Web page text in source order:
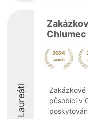
Laureáti
Chlumec
Zakázkové
působící v